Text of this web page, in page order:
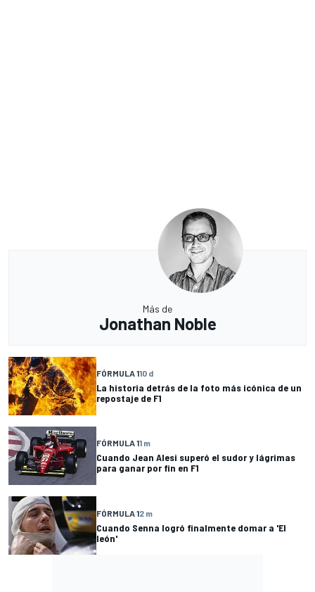
Más de
Jonathan Noble
FÓRMULA 110 d
La historia detrás de la foto más icónica de un
repostaje de F1
FÓRMULA 11 m
Cuando Jean Alesi superó el sudor y lágrimas
para ganar por fin en F1
FÓRMULA 12 m
Cuando Senna logró finalmente domar a 'El
león'